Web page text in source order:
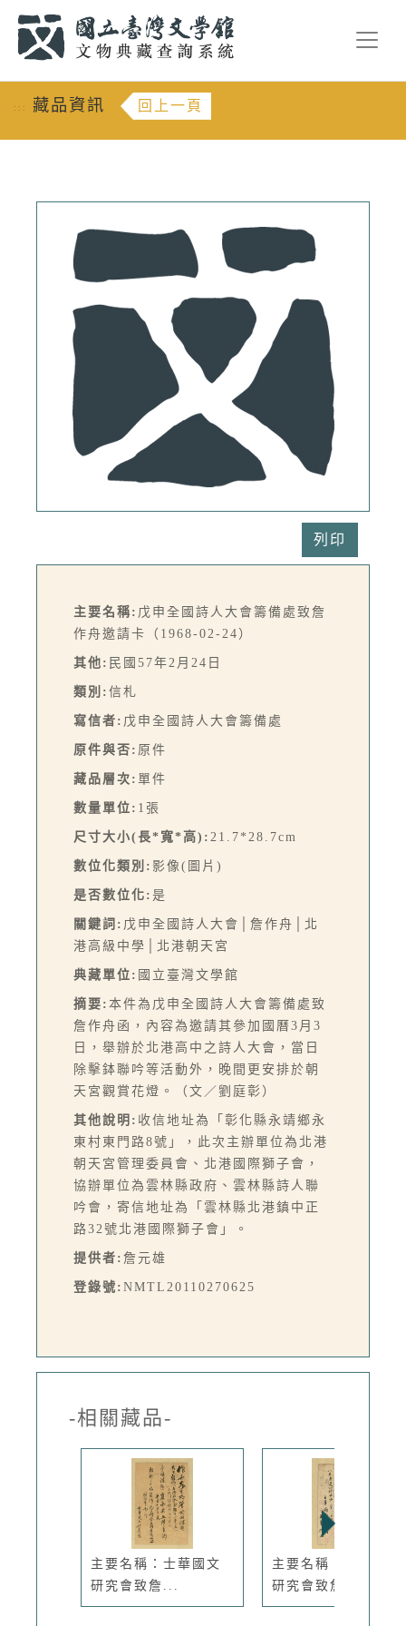
::: 藏品資訊 回上一頁
列印
主要名稱: 戊申全國詩人大會籌備處致詹
作舟邀請卡（1968-02-24）
其他: 民國57年2月24日
類別: 信札
寫信者: 戊申全國詩人大會籌備處
原件與否: 原件
藏品層次: 單件
數量單位: 1張
尺寸大小(長*寬*高): 21.7*28.7cm
數位化類別: 影像(圖片)
是否數位化: 是
關鍵詞: 戊申全國詩人大會│詹作舟│北
港高級中學│北港朝天宮
典藏單位: 國立臺灣文學館
摘要: 本件為戊申全國詩人大會籌備處致
詹作舟函，內容為邀請其參加國曆3月3
日，舉辦於北港高中之詩人大會，當日
除擊鉢聯吟等活動外，晚間更安排於朝
天宮觀賞花燈。（文／劉庭彰）
其他說明: 收信地址為「彰化縣永靖鄉永
東村東門路8號」，此次主辦單位為北港
朝天宮管理委員會、北港國際獅子會，
協辦單位為雲林縣政府、雲林縣詩人聯
吟會，寄信地址為「雲林縣北港鎮中正
路32號北港國際獅子會」。
提供者: 詹元雄
登錄號: NMTL20110270625
-相關藏品-
主要名稱：士華國文
研究會致詹...
主要名稱：士華國文
研究會致詹...